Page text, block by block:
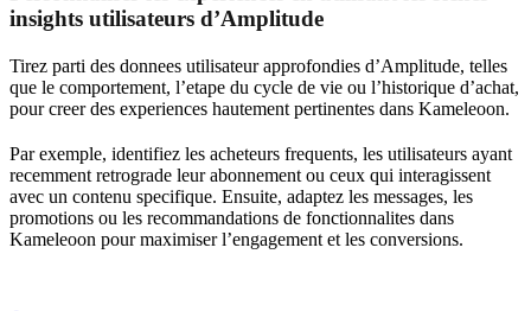
insights utilisateurs d’Amplitude
Tirez parti des donnees utilisateur approfondies d’Amplitude, telles
que le comportement, l’etape du cycle de vie ou l’historique d’achat,
pour creer des experiences hautement pertinentes dans Kameleoon.
Par exemple, identifiez les acheteurs frequents, les utilisateurs ayant
recemment retrograde leur abonnement ou ceux qui interagissent
avec un contenu specifique. Ensuite, adaptez les messages, les
promotions ou les recommandations de fonctionnalites dans
Kameleoon pour maximiser l’engagement et les conversions.